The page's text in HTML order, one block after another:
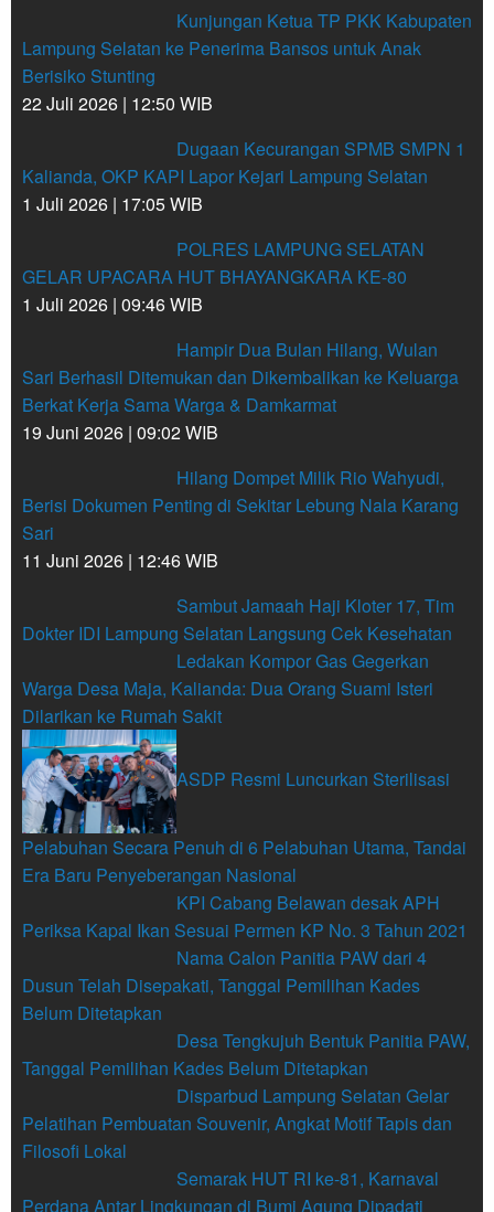
Kunjungan Ketua TP PKK Kabupaten
Lampung Selatan ke Penerima Bansos untuk Anak
Berisiko Stunting
22 Juli 2026 | 12:50 WIB
Dugaan Kecurangan SPMB SMPN 1
Kalianda, OKP KAPI Lapor Kejari Lampung Selatan
1 Juli 2026 | 17:05 WIB
POLRES LAMPUNG SELATAN
GELAR UPACARA HUT BHAYANGKARA KE-80
1 Juli 2026 | 09:46 WIB
Hampir Dua Bulan Hilang, Wulan
Sari Berhasil Ditemukan dan Dikembalikan ke Keluarga
Berkat Kerja Sama Warga & Damkarmat
19 Juni 2026 | 09:02 WIB
Hilang Dompet Milik Rio Wahyudi,
Berisi Dokumen Penting di Sekitar Lebung Nala Karang
Sari
11 Juni 2026 | 12:46 WIB
Sambut Jamaah Haji Kloter 17, Tim
Dokter IDI Lampung Selatan Langsung Cek Kesehatan
Ledakan Kompor Gas Gegerkan
Warga Desa Maja, Kalianda: Dua Orang Suami Isteri
Dilarikan ke Rumah Sakit
ASDP Resmi Luncurkan Sterilisasi
Pelabuhan Secara Penuh di 6 Pelabuhan Utama, Tandai
Era Baru Penyeberangan Nasional
KPI Cabang Belawan desak APH
Periksa Kapal Ikan Sesuai Permen KP No. 3 Tahun 2021
Nama Calon Panitia PAW dari 4
Dusun Telah Disepakati, Tanggal Pemilihan Kades
Belum Ditetapkan
Desa Tengkujuh Bentuk Panitia PAW,
Tanggal Pemilihan Kades Belum Ditetapkan
Disparbud Lampung Selatan Gelar
Pelatihan Pembuatan Souvenir, Angkat Motif Tapis dan
Filosofi Lokal
Semarak HUT RI ke-81, Karnaval
Perdana Antar Lingkungan di Bumi Agung Dipadati